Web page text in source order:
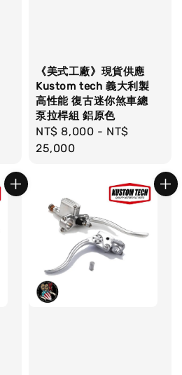
《美式工廠》現貨供應
Kustom tech 義大利製
高性能 復古迷你煞車總
泵拉桿組 鋁原色
Regular
price
NT$ 8,000 - NT$
25,000